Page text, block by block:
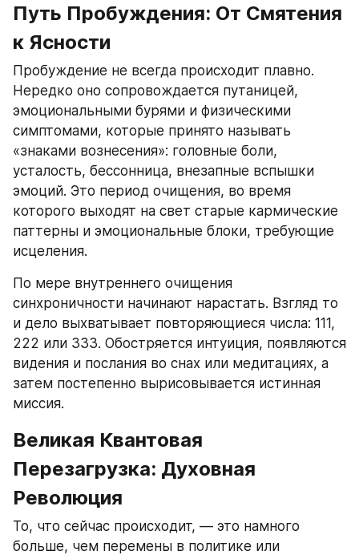
Путь Пробуждения: От Смятения
к Ясности
Пробуждение не всегда происходит плавно.
Нередко оно сопровождается путаницей,
эмоциональными бурями и физическими
симптомами, которые принято называть
«знаками вознесения»: головные боли,
усталость, бессонница, внезапные вспышки
эмоций. Это период очищения, во время
которого выходят на свет старые кармические
паттерны и эмоциональные блоки, требующие
исцеления.
По мере внутреннего очищения
синхроничности начинают нарастать. Взгляд то
и дело выхватывает повторяющиеся числа: 111,
222 или 333. Обостряется интуиция, появляются
видения и послания во снах или медитациях, а
затем постепенно вырисовывается истинная
миссия.
Великая Квантовая
Перезагрузка: Духовная
Революция
То, что сейчас происходит, — это намного
больше, чем перемены в политике или